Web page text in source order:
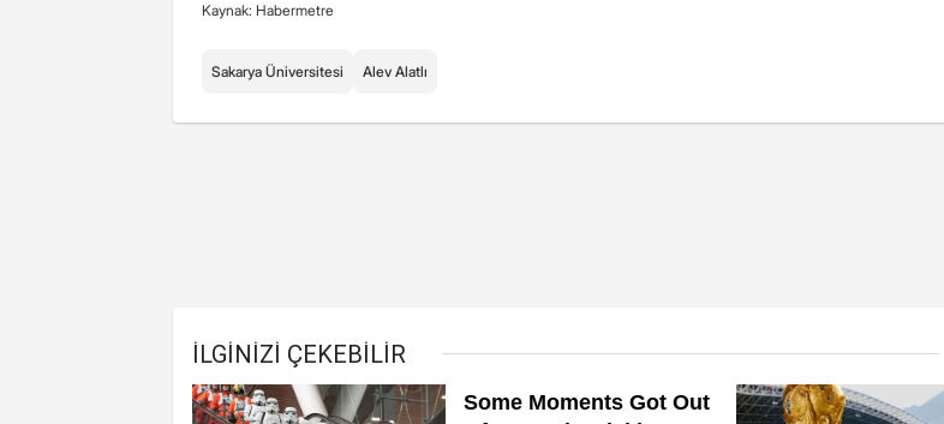
Kaynak: Habermetre
Sakarya Üniversitesi Alev Alatlı